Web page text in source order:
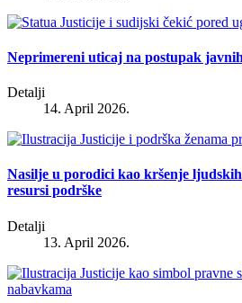
Neprimereni uticaj na postupak
Detalji
14. April 2026.
Nasilje u porodici kao kršenje
resursi podrške
Detalji
13. April 2026.